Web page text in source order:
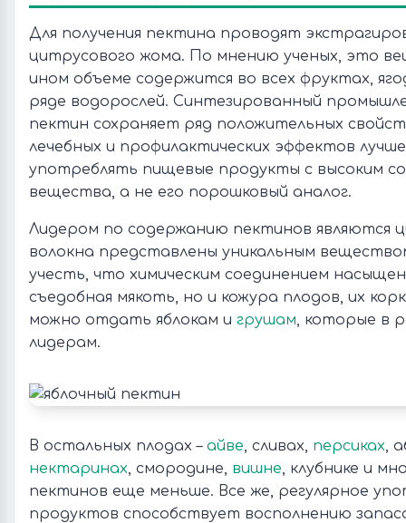
Для получения пектина проводят
цитрусового жома. По мнению ученых, это
ином объеме содержится во всех фруктах,
ряде водорослей. Синтезированный
пектин сохраняет ряд положительных
лечебных и профилактических эффектов
употреблять пищевые продукты с высоким
вещества, а не его порошковый аналог.
Лидером по содержанию пектинов являются
волокна представлены уникальным
учесть, что химическим соединением
съедобная мякоть, но и кожура плодов, их
можно отдать яблокам и грушам, которые в
лидерам.
В остальных плодах – айве, сливах, персиках,
нектаринах, смородине, вишне, клубнике и
пектинов еще меньше. Все же, регулярное
продуктов способствует восполнению